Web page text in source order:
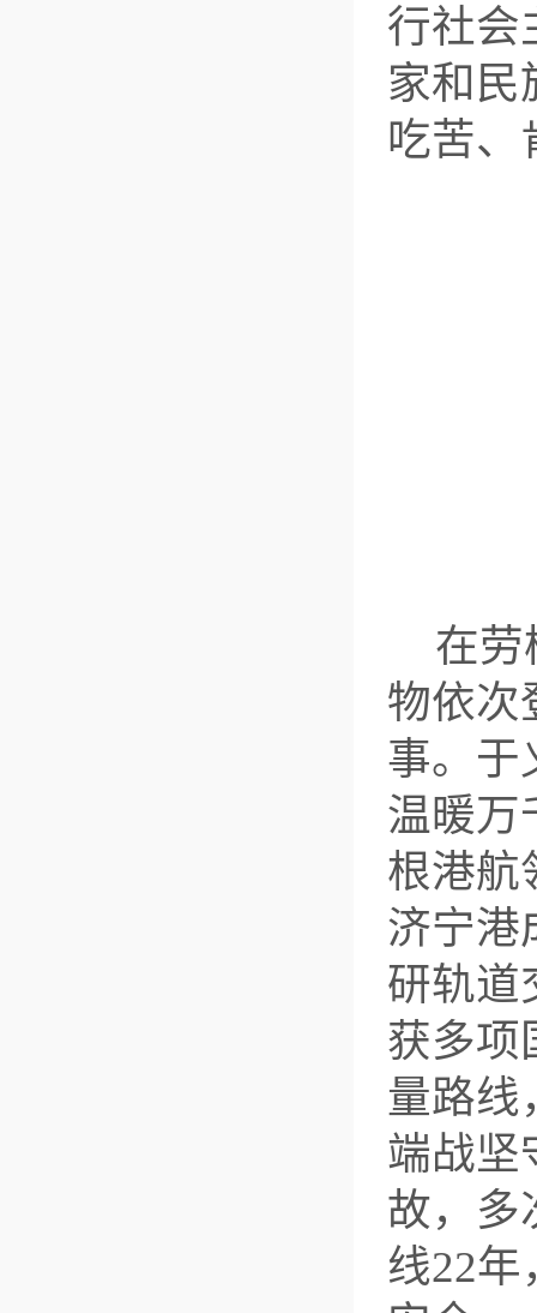
行社会
家和民
吃苦、
在劳
物依次
事。于
温暖万
根港航
济宁港
研轨道
获多项
量路线
端战坚
故，多
线22